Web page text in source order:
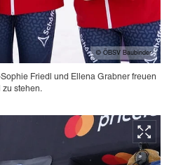
© ÖBSV Baubinder
Friedl und Ellena Grabner freuen
zu stehen.